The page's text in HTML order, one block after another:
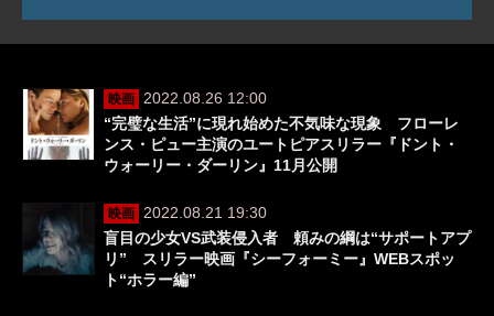
映画
2022.08.26 12:00
“完璧な生活”に現れ始めた不気味な現象 フローレ
ンス・ピュー主演のユートピアスリラー『ドント・
ウォーリー・ダーリン』11月公開
映画
2022.08.21 19:30
盲目の少女VS武装侵入者 頼みの綱は“サポートアプ
リ” スリラー映画『シーフォーミー』WEBスポッ
ト“ホラー編”